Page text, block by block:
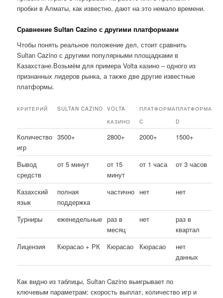
пробки в Алматы, как известно, дают на это немало времени.
Сравнение Sultan Cazino с другими платформами
Чтобы понять реальное положение дел, стоит сравнить
Sultan Cazino с другими популярными площадками в
Казахстане.Возьмём для примера Volta казино – одного из
признанных лидеров рынка, а также две другие известные
платформы.
КРИТЕРИЙ SULTAN CAZINO
VOLTA
КАЗИНО
ПЛАТФОРМА
C
ПЛАТФОРМА
D
Количество
игр
3500+ 2800+ 2000+ 1500+
Вывод
средств
от 5 минут
от 15
минут
от 1 часа от 3 часов
Казахский
язык
полная
поддержка
частично нет нет
Турниры еженедельные раз в
месяц
нет
раз в
квартал
Лицензия
Кюрасао + РК Кюрасао Кюрасао
нет
данных
Как видно из таблицы, Sultan Cazino выигрывает по
ключевым параметрам: скорость выплат, количество игр и